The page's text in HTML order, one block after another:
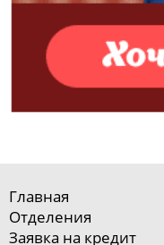
Главная
Отделения
Заявка на кредит